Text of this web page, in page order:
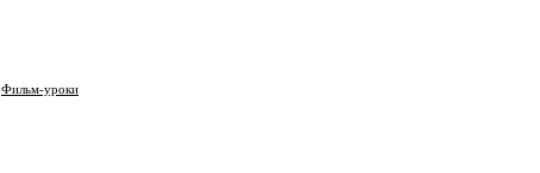
Фильм-уроки